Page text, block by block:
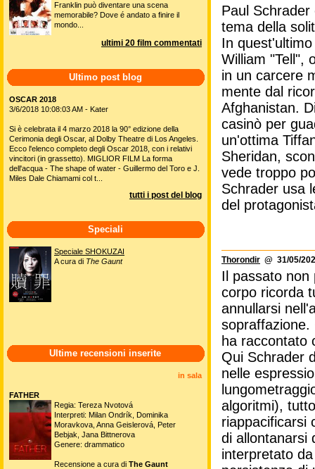
Paul
tema della
In
William "Tell",
in un carcere
mente dal
Afghanistan.
casinò per
un'ottima
Sheridan,
vede troppo
Schrader usa
del
Thorondir @ 31/05/
Il passato non
corpo ricorda
annullarsi
sopraffazione.
ha raccontato
Qui Schrader
nelle
algoritmi),
riappacificarsi
di allontanarsi
interpretato
Franklin può diventare una scena
memorabile? Dove é andato a finire il
mondo...
ultimi 20 film commentati
Ultimo post blog
OSCAR 2018
3/6/2018 10:08:03 AM - Kater
Si è celebrata il 4 marzo 2018 la 90° edizione della
Cerimonia degli Oscar, al Dolby Theatre di Los Angeles.
Ecco l'elenco completo degli Oscar 2018, con i relativi
vincitori (in grassetto). MIGLIOR FILM La forma
dell'acqua - The shape of water - Guillermo del Toro e J.
Miles Dale Chiamami col t...
tutti i post del blog
Speciali
Speciale SHOKUZAI
A cura di The Gaunt
Ultime recensioni inserite
in sala
FATHER
Regia: Tereza Nvotová
Interpreti: Milan Ondrík, Dominika
Moravkova, Anna Geislerová, Peter
Bebjak, Jana Bittnerova
Genere: drammatico
Recensione a cura di The Gaunt